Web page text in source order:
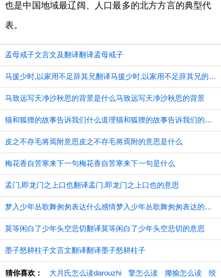
也是中国地域最辽阔、人口最多的北方方言的典型代
表。
孟母戒子文言文及翻译翻译孟母戒子
马援少时,以家用不足辞其兄翻译马援少时,以家用不足辞其兄的意思
马致远写天净沙秋思的背景是什么马致远写天净沙秋思的背景
猫和狐狸的故事告诉我们什么道理猫和狐狸的故事告诉我们的道理
皮之不存毛将焉附意思皮之不存毛将焉附的意思是什么
梅花香自苦寒来下一句梅花香自苦寒来下一句是什么
孟门,即龙门之上口也翻译孟门,即龙门之上口也的意思
梦入少年丛歌舞匆匆表达什么感情梦入少年丛歌舞匆匆表达的感情
莫等闲白了少年头空悲切翻译莫等闲白了少年头空悲切的意思
墨子怒耕柱子文言文翻译翻译墨子怒耕柱子
猜你喜欢： 大月氏怎么读darouzhi 擎怎么读 揶揄怎么读 绞